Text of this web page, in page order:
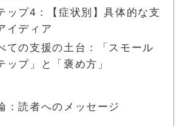
ップ4：【症状別】具体的な支
イディア
ての支援の土台：「スモール
ップ」と「褒め方」
：読者へのメッセージ